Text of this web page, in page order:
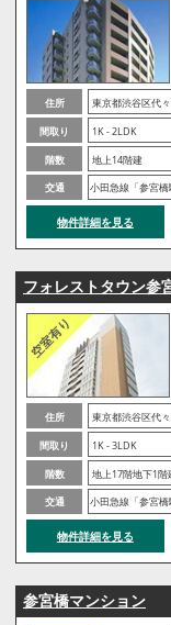
住所
東京都渋谷区代
間取り
1K - 2LDK
階数
地上14階建
交通
小田急線「参宮
物件詳細を見る
フォレストタウン参
住所
東京都渋谷区代
間取り
1K - 3LDK
階数
地上17階地下1階
交通
小田急線「参宮
物件詳細を見る
参宮橋マンション